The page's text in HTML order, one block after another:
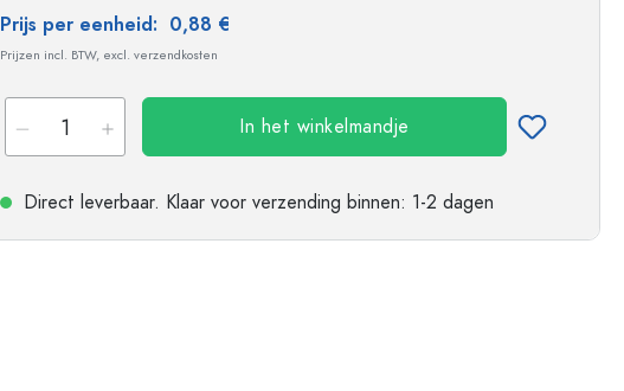
Prijs per eenheid: 0,88 €
Prijzen incl. BTW, excl. verzendkosten
In het winkelmandje
Direct leverbaar. Klaar voor verzending binnen: 1-2 dagen